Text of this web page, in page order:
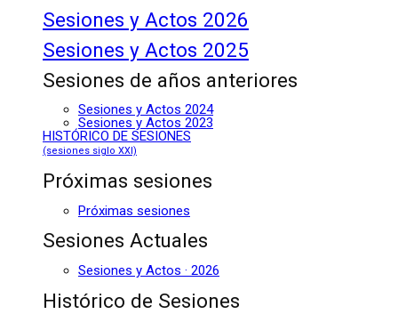
Sesiones y Actos 2026
Sesiones y Actos 2025
Sesiones de años anteriores
Sesiones y Actos 2024
Sesiones y Actos 2023
HISTÓRICO DE SESIONES
(sesiones siglo XXI)
Próximas sesiones
Próximas sesiones
Sesiones Actuales
Sesiones y Actos · 2026
Histórico de Sesiones